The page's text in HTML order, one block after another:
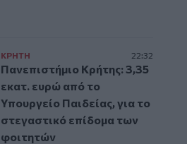
ΚΡΗΤΗ 22:32
Πανεπιστήμιο Κρήτης: 3,35
εκατ. ευρώ από το
Υπουργείο Παιδείας, για το
στεγαστικό επίδομα των
φοιτητών